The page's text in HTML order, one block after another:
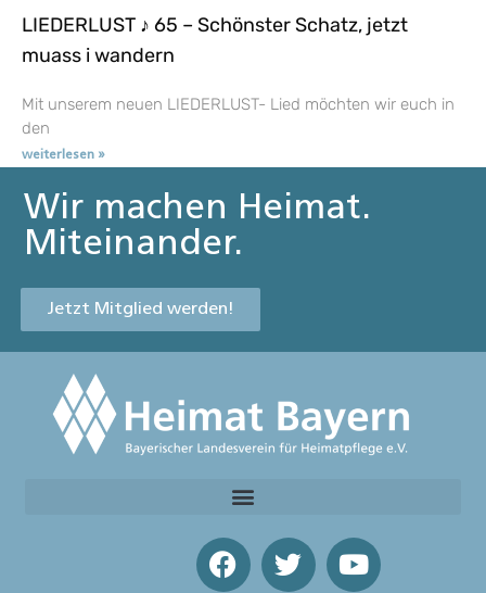
LIEDERLUST ♪ 65 – Schönster Schatz, jetzt
muass i wandern
Mit unserem neuen LIEDERLUST- Lied möchten wir euch in
den
weiterlesen »
Wir machen Heimat.
Miteinander.
Jetzt Mitglied werden!